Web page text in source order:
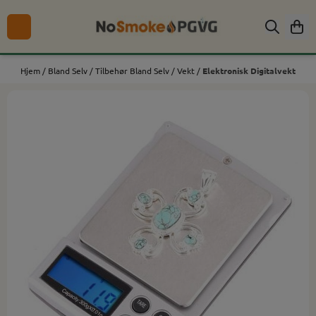
Hopp til innhold
Hjem / Bland Selv /Tilbehør Bland Selv /Vekt / Elektronisk Digitalvekt